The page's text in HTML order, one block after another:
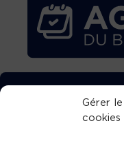
Gérer
cookies